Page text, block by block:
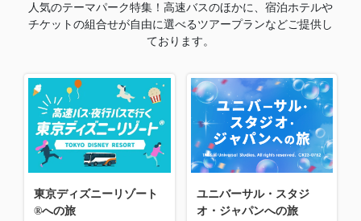
人気のテーマパーク特集！高速バスのほかに、宿泊ホテルや
チケットの組合せが自由に選べるツアープランなどご提供し
ております。
東京ディズニーリゾート
®への旅
ユニバーサル・スタジ
オ・ジャパンへの旅